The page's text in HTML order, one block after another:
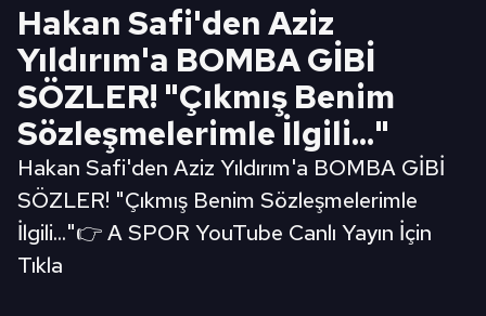
Hakan Safi'den Aziz
Yıldırım'a BOMBA GİBİ
SÖZLER! "Çıkmış Benim
Sözleşmelerimle İlgili..."
Hakan Safi'den Aziz Yıldırım'a BOMBA GİBİ
SÖZLER! "Çıkmış Benim Sözleşmelerimle
İlgili..."👉 A SPOR YouTube Canlı Yayın İçin
Tıkla